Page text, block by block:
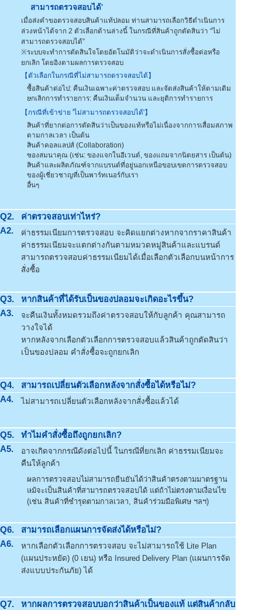
สามารถตรวจสอบได้'
เมื่อส่งคำขอตรวจสอบสินค้าแท้ปลอม ท่านสามารถเลือกวิธีดำเนินการ
ล่วงหน้าได้จาก 2 ตัวเลือกด้านล่างนี้ ในกรณีที่สินค้าถูกตัดสินว่า “ไม่
สามารถตรวจสอบได้”
※ระบบจะทำการตัดสินใจโดยอัตโนมัติว่าจะดำเนินการสั่งซื้อต่อหรือ
ยกเลิก โดยอิงตามผลการตรวจสอบ
【ตัวเลือกในกรณีที่ไม่สามารถตรวจสอบได้】
ซื้อสินค้าต่อไป: คืนเงินเฉพาะค่าตรวจสอบ และจัดส่งสินค้าให้ตามเดิม
ยกเลิกการทำรายการ: คืนเงินเต็มจำนวน และยุติการทำรายการ
【กรณีที่เข้าข่าย 'ไม่สามารถตรวจสอบได้'】
สินค้าที่ยากต่อการตัดสินว่าเป็นของแท้หรือไม่เนื่องจากการเสื่อมสภาพ
ตามกาลเวลา เป็นต้น
สินค้าคอลแลปส์ (Collaboration)
ของสมนาคุณ (เช่น: ของแจกในอีเวนต์, ของแถมจากนิตยสาร เป็นต้น)
สินค้าและผลิตภัณฑ์จากแบรนด์ที่อยู่นอกเหนือขอบเขตการตรวจสอบ
ของผู้เชี่ยวชาญที่เป็นพาร์ทเนอร์กับเรา
อื่นๆ
Q2.
ค่าตรวจสอบเท่าไหร่?
A2.
ค่าธรรมเนียมการตรวจสอบ จะคิดแยกต่างหากจากราคาสินค้า
ค่าธรรมเนียมจะแตกต่างกันตามหมวดหมู่สินค้าและแบรนด์
สามารถตรวจสอบค่าธรรมเนียมได้เมื่อเลือกตัวเลือกบนหน้าการ
สั่งซื้อ
Q3.
หากสินค้าที่ได้รับเป็นของปลอมจะเกิดอะไรขึ้น?
A3.
จะคืนเงินทั้งหมดรวมถึงค่าตรวจสอบให้กับลูกค้า คุณสามารถ
วางใจได้
หากหลังจากเลือกตัวเลือกการตรวจสอบแล้วสินค้าถูกตัดสินว่า
เป็นของปลอม คำสั่งซื้อจะถูกยกเลิก
Q4.
สามารถเปลี่ยนตัวเลือกหลังจากสั่งซื้อได้หรือไม่?
A4.
ไม่สามารถเปลี่ยนตัวเลือกหลังจากสั่งซื้อแล้วได้
Q5.
ทำไมคำสั่งซื้อถึงถูกยกเลิก?
A5.
อาจเกิดจากกรณีดังต่อไปนี้ ในกรณีที่ยกเลิก ค่าธรรมเนียมจะ
คืนให้ลูกค้า
ผลการตรวจสอบไม่สามารถยืนยันได้ว่าสินค้าตรงตามมาตรฐาน
แม้จะเป็นสินค้าที่สามารถตรวจสอบได้ แต่ถ้าไม่ตรงตามเงื่อนไข
(เช่น สินค้าที่ชำรุดตามกาลเวลา, สินค้าร่วมมือพิเศษ ฯลฯ)
Q6.
สามารถเลือกแผนการจัดส่งได้หรือไม่?
A6.
หากเลือกตัวเลือกการตรวจสอบ จะไม่สามารถใช้ Lite Plan
(แผนประหยัด) (0 เยน) หรือ Insured Delivery Plan (แผนการจัด
ส่งแบบประกันภัย) ได้
Q7.
หากผลการตรวจสอบบอกว่าสินค้าเป็นของแท้ แต่สินค้ากลับ